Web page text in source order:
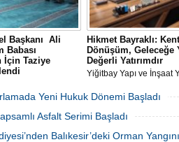
Başkanı Ali
Babası
İçin Taziye
kavuşan kıymetli
için, Eğitim-Bir-
Hikmet Bayraklı:
Dönüşüm, Geleceğe
Değerli Yatırımdır
Yiğitbay Yapı ve İnşaat
Bayraklı, emlak ve
danışmanı Aslı Alan’ı
ağırladı
Yeni Hukuk Dönemi Başladı
Asfalt Serimi Başladı
Balıkesir’deki Orman